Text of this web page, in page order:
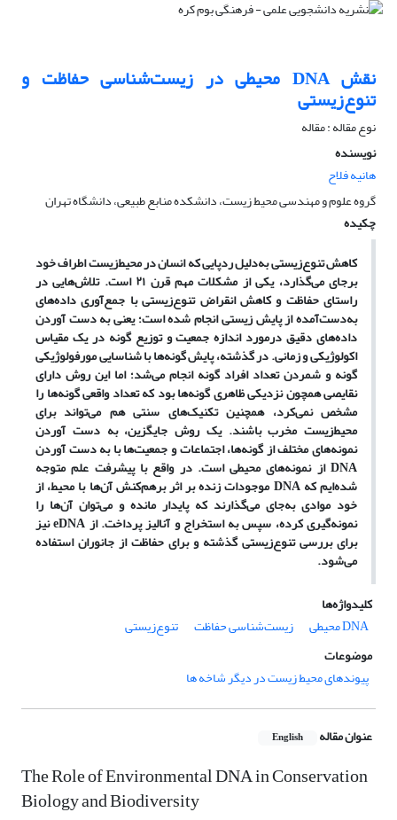
نقش DNA محیطی در زیست‌شناسی حفاظت و
تنوع‌زیستی
نوع مقاله : مقاله
نویسنده
هانیه فلاح
گروه علوم و مهندسی محیط زیست، دانشکده منابع طبیعی، دانشگاه تهران
چکیده
کاهش تنوع‌زیستی به‌دلیل ردپایی که انسان در محیط‌زیست اطراف خود
برجای می‌گذارد، یکی از مشکلات مهم قرن ۲۱ است. تلاش‌هایی در
راستای حفاظت و کاهش انقراض تنوع‌زیستی با جمع‌آوری داده‌های
به‌دست‌آمده از پایش زیستی انجام شده است؛ یعنی به دست آوردن
داده‌های دقیق درمورد اندازه جمعیت و توزیع گونه در یک مقیاس
اکولوژیکی و زمانی. در گذشته، پایش گونه‌ها با شناسایی مورفولوژیکی
گونه و شمردن تعداد افراد گونه انجام می‌شد؛ اما این روش دارای
نقایصی همچون نزدیکی ظاهری گونه‌ها بود که تعداد واقعی گونه‌ها را
مشخص نمی‌کرد، همچنین تکنیک‌های سنتی هم می‌تواند برای
محیط‌زیست مخرب باشند. یک روش جایگزین، به دست آوردن
نمونه‌های مختلف از گونه‌ها، اجتماعات و جمعیت‌ها با به دست آوردن
DNA از نمونه‌های محیطی است. در واقع با پیشرفت علم متوجه
شده‌ایم که DNA موجودات زنده بر اثر برهم‌کنش آن‌ها با محیط، از
خود موادی به‌جای می‌گذارند که پایدار مانده و می‌توان آن‌ها را
نمونه‌گیری کرده، سپس به استخراج و آنالیز پرداخت. از eDNA نیز
برای بررسی تنوع‌زیستی گذشته و برای حفاظت از جانوران استفاده
می‌شود.
کلیدواژه‌ها
DNA محیطی
زیست‌شناسی حفاظت
تنوع‌زیستی
موضوعات
پیوندهای محیط زیست در دیگر شاخه ها
عنوان مقاله English
The Role of Environmental DNA in Conservation
Biology and Biodiversity